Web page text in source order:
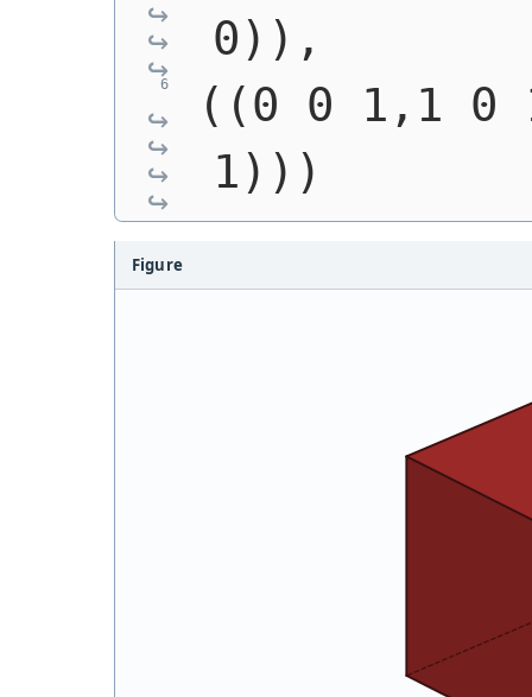
0)),
((0 0 1,1 0
1)))
Figure